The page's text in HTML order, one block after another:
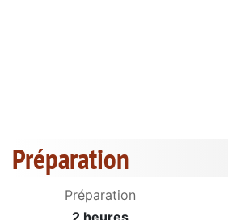
Préparation
Préparation